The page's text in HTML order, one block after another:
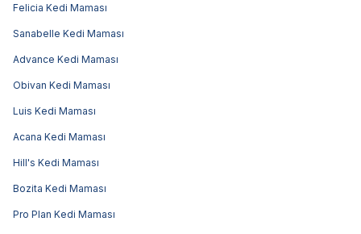
Felicia Kedi Maması
Sanabelle Kedi Maması
Advance Kedi Maması
Obivan Kedi Maması
Luis Kedi Maması
Acana Kedi Maması
Hill's Kedi Maması
Bozita Kedi Maması
Pro Plan Kedi Maması